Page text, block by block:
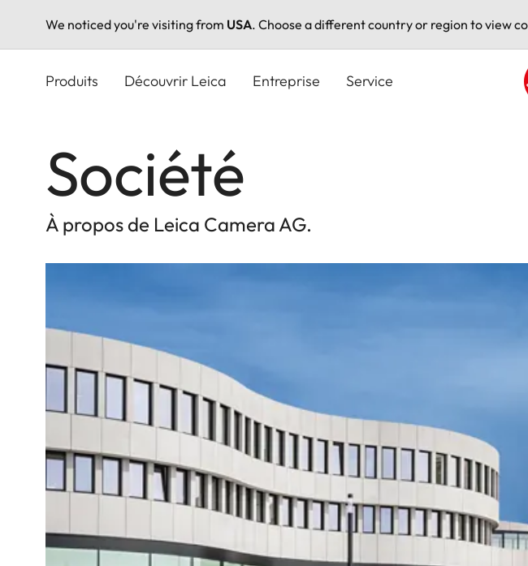
We noticed you're visiting from USA. Choose a different country or region to view
Produits Découvrir Leica Entreprise Service
Société
À propos de Leica Camera AG.